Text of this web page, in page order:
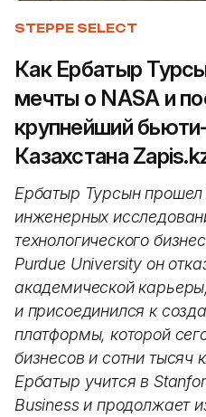
STEPPE SELECT
Как Ербатыр
мечты о NASA и
крупнейший
Казахстана
Ербатыр Турсын прошел
инженерных
технологического
Purdue University он
академической
и присоединился к
платформы, которой
бизнесов и сотни тысяч
Ербатыр учится в
Business и продолжает